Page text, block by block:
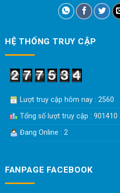
HỆ THỐNG TRUY CẬP
Lượt truy cập hôm nay : 2560
Tổng số lượt truy cập : 901410
Đang Online : 2
FANPAGE FACEBOOK